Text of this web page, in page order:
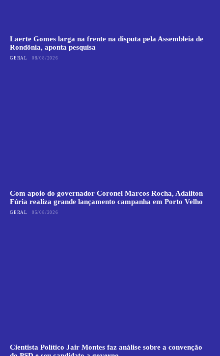
Laerte Gomes larga na frente na disputa pela Assembleia de
Rondônia, aponta pesquisa
GERAL 08/08/2026
Com apoio do governador Coronel Marcos Rocha, Adailton
Fúria realiza grande lançamento campanha em Porto Velho
GERAL 05/08/2026
Cientista Político Jair Montes faz análise sobre a convenção